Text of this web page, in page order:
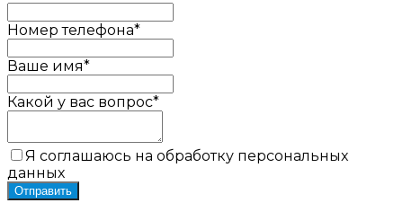
Номер телефона*
Ваше имя*
Какой у вас вопрос*
Я соглашаюсь на обработку персональных
данных